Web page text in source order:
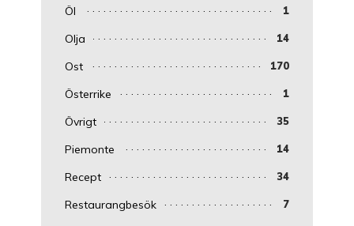
Öl 1
Olja 14
Ost 170
Österrike 1
Övrigt 35
Piemonte 14
Recept 34
Restaurangbesök 7